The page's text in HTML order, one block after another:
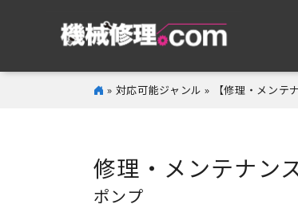
» 対応可能ジャンル » 【修理・メンテ
修理・メンテナン
ポンプ